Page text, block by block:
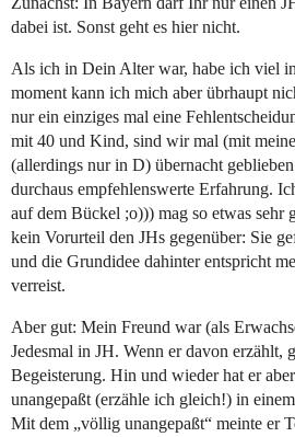
dabei ist. Sonst geht es hier nicht.
Als ich in Dein Alter war, habe ich viel
moment kann ich mich aber übrhaupt
nur ein einziges mal eine
mit 40 und Kind, sind wir mal (mit
(allerdings nur in D) übernacht
durchaus empfehlenswerte Erfahrung.
auf dem Bückel ;o))) mag so etwas sehr
kein Vorurteil den JHs gegenüber: Sie
und die Grundidee dahinter entspricht
verreist.
Aber gut: Mein Freund war (als
Jedesmal in JH. Wenn er davon erzählt,
Begeisterung. Hin und wieder hat er
unangepaßt (erzähle ich gleich!) in
Mit dem „völlig unangepaßt“ meinte er